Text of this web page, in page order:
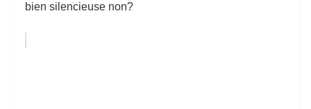
bien silencieuse non?